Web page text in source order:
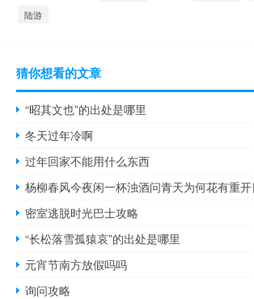
陆游
猜你想看的文章
“昭其文也”的出处是哪里
冬天过年冷啊
过年回家不能用什么东西
密室逃脱时光巴士攻略
“长松落雪孤猿哀”的出处是哪里
元宵节南方放假吗吗
询问攻略